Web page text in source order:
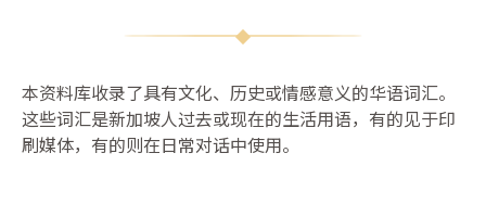
本资料库收录了具有文化、历史或情感意义的华语词汇。
这些词汇是新加坡人过去或现在的生活用语，有的见于印
刷媒体，有的则在日常对话中使用。